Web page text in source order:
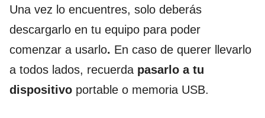
Una vez lo encuentres, solo deberás
descargarlo en tu equipo para poder
comenzar a usarlo. En caso de querer llevarlo
a todos lados, recuerda pasarlo a tu
dispositivo portable o memoria USB.